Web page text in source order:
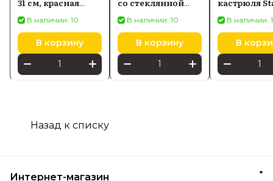
(IR31CZ)
В наличии: 10
В корзину
крышкой
В наличии: 10
В корзину
Cocotte 33
графитовая
405093240
В наличии:
В
Назад к списку
Интернет-магазин